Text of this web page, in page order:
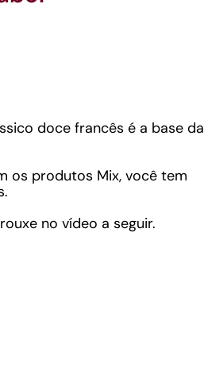
doce francês é a base da
os produtos Mix, você tem
no vídeo a seguir.